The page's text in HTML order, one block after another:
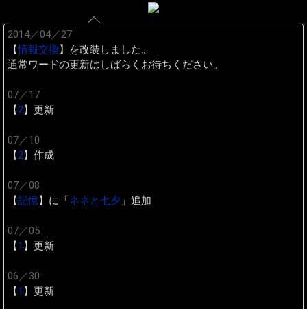
2014／04／27
【情報交換】を改装しました。
通常ワードの更新はしばらくお待ちください。
07／17
【2】更新
07／10
【2】作成
07／08
【記憶】に「ネネと七夕 」追加
07／05
【1 】更新
06／30
【1 】更新